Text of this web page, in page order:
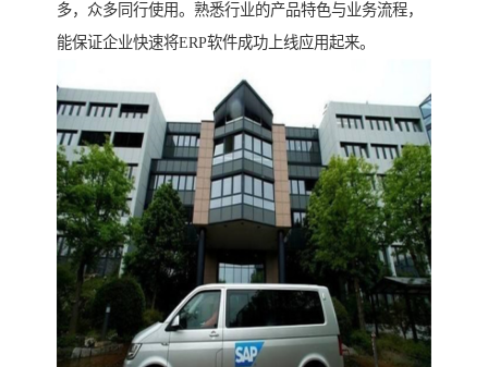
多，众多同行使用。熟悉行业的产品特色与业务流程，
能保证企业快速将ERP软件成功上线应用起来。